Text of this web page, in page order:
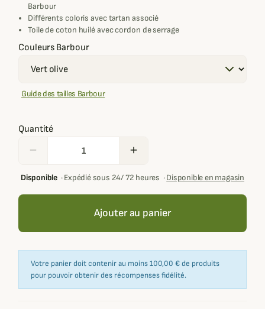
Barbour
Différents coloris avec tartan associé
Toile de coton huilé avec cordon de serrage
Couleurs Barbour
Guide des tailles Barbour
Quantité
remove add
Disponible·Expédié sous 24/ 72 heures ·Disponible en magasin
Ajouter au panier
Votre panier doit contenir au moins 100,00 € de produits
pour pouvoir obtenir des récompenses fidélité.